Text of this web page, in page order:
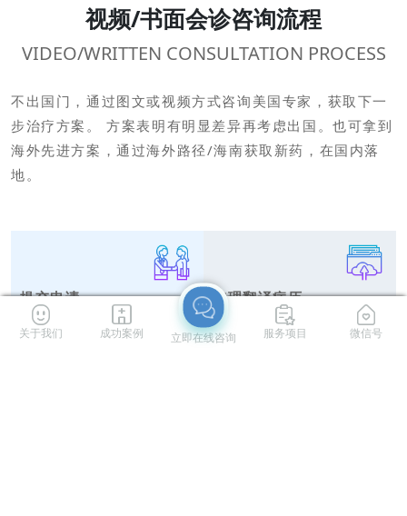
关于我们 成功案例 立即在线咨询 服务项目 微信号
视频/书面会诊咨询流程
VIDEO/WRITTEN CONSULTATION PROCESS
不出国门，通过图文或视频方式咨询美国专家，获取下一
步治疗方案。 方案表明有明显差异再考虑出国。也可拿到
海外先进方案，通过海外路径/海南获取新药，在国内落
地。
提交申请
提交申请，美联医邦即启动该服务流
程
整理翻译病历
美联医邦医学部在收到预付款后，由
私人医生协助患者整理和上传病历资